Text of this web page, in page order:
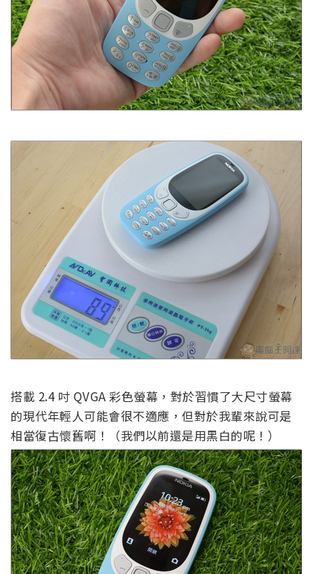
搭載 2.4 吋 QVGA 彩色螢幕，對於習慣了大尺寸螢幕
的現代年輕人可能會很不適應，但對於我輩來說可是
相當復古懷舊啊！（我們以前還是用黑白的呢！）